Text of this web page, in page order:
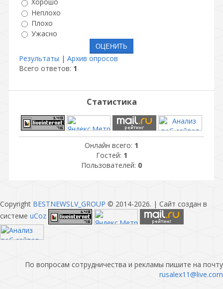
Хорошо
Неплохо
Плохо
Ужасно
Результаты | Архив опросов
Всего ответов: 1
Статистика
Онлайн всего: 1
Гостей: 1
Пользователей: 0
Copyright BESTNEWSLV_GROUP © 2014-2026. | Сайт создан в
системе uCoz
По вопросам сотрудничества и рекламы пишите на почту
rusalex11@live.com